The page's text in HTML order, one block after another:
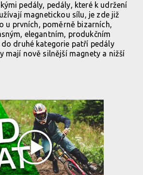
pedály, pedály, které k udržení
magnetickou sílu, je zde již
u prvních, poměrně bizarních,
elegantním, produkčním
do druhé kategorie patří pedály
mají nově silnější magnety a nižší